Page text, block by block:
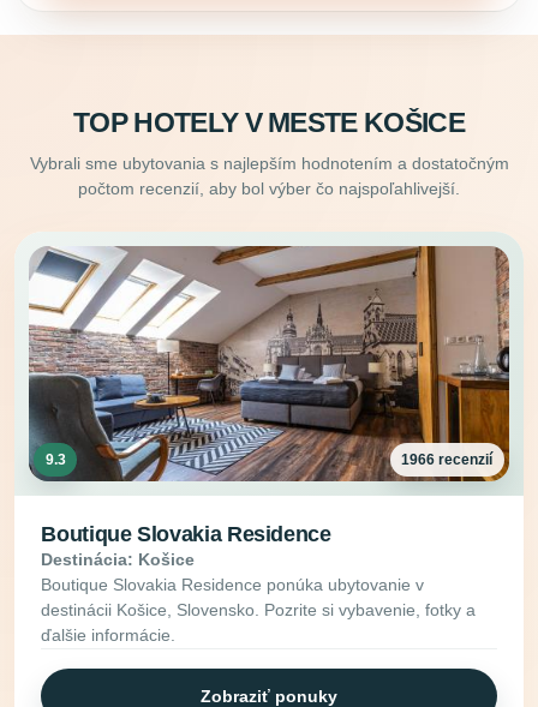
TOP HOTELY V MESTE KOŠICE
Vybrali sme ubytovania s najlepším hodnotením a dostatočným
počtom recenzií, aby bol výber čo najspoľahlivejší.
9.3 1966 recenzií
Boutique Slovakia Residence
Destinácia: Košice
Boutique Slovakia Residence ponúka ubytovanie v
destinácii Košice, Slovensko. Pozrite si vybavenie, fotky a
ďalšie informácie.
Zobraziť ponuky